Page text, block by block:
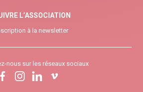
L’ASSOCIATION
à la newsletter
nous sur les réseaux sociaux